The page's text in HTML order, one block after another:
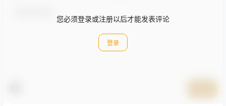
您必须登录或注册以后才能发表评论
登录